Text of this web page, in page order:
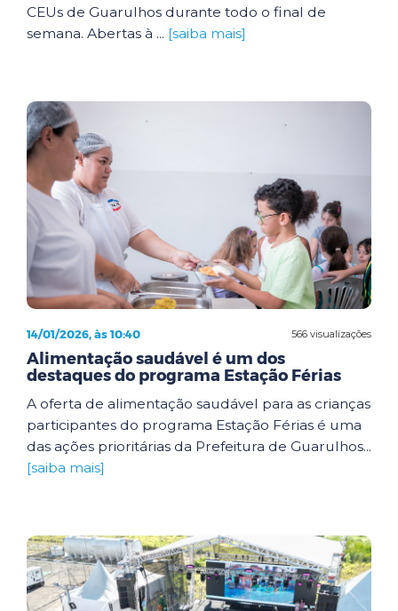
CEUs de Guarulhos durante todo o final de
semana. Abertas à ... [saiba mais]
566 visualizações
14/01/2026, às 10:40
Alimentação saudável é um dos
destaques do programa Estação Férias
A oferta de alimentação saudável para as crianças
participantes do programa Estação Férias é uma
das ações prioritárias da Prefeitura de Guarulhos...
[saiba mais]